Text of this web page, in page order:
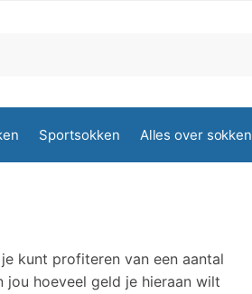
Sportsokken Alles over sokken
kunt profiteren van een aantal
jou hoeveel geld je hieraan wilt